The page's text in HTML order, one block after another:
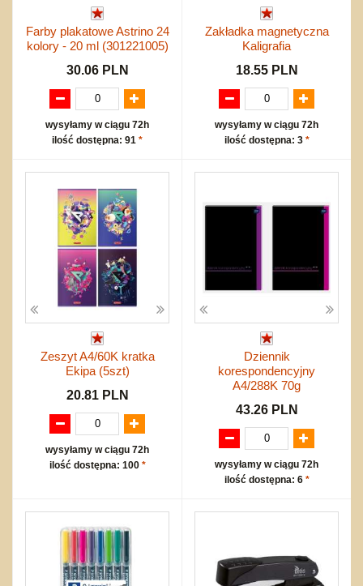
Farby plakatowe Astrino 24
kolory - 20 ml (301221005)
30.06 PLN
wysyłamy w ciągu 72h
ilość dostępna: 91 *
Zakładka magnetyczna
Kaligrafia
18.55 PLN
wysyłamy w ciągu 72h
ilość dostępna: 3 *
Zeszyt A4/60K kratka
Ekipa (5szt)
20.81 PLN
wysyłamy w ciągu 72h
ilość dostępna: 100 *
Dziennik
korespondencyjny
A4/288K 70g
43.26 PLN
wysyłamy w ciągu 72h
ilość dostępna: 6 *